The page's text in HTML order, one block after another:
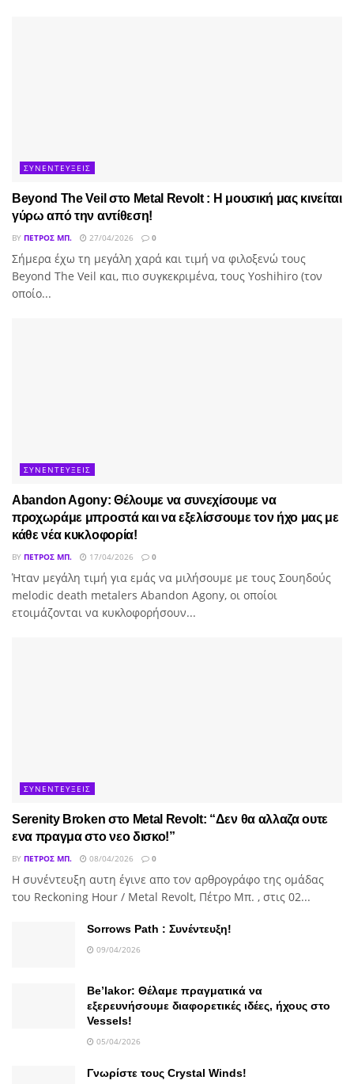
ΣΥΝΕΝΤΕΥΞΕΙΣ
Beyond The Veil στο Metal Revolt : Η μουσική μας κινείται
γύρω από την αντίθεση!
BY ΠΈΤΡΟΣ ΜΠ. 27/04/2026 0
Σήμερα έχω τη μεγάλη χαρά και τιμή να φιλοξενώ τους
Beyond The Veil και, πιο συγκεκριμένα, τους Yoshihiro (τον
οποίο...
ΣΥΝΕΝΤΕΥΞΕΙΣ
Abandon Agony: Θέλουμε να συνεχίσουμε να
προχωράμε μπροστά και να εξελίσσουμε τον ήχο μας με
κάθε νέα κυκλοφορία!
BY ΠΈΤΡΟΣ ΜΠ. 17/04/2026 0
Ήταν μεγάλη τιμή για εμάς να μιλήσουμε με τους Σουηδούς
melodic death metalers Abandon Agony, οι οποίοι
ετοιμάζονται να κυκλοφορήσουν...
ΣΥΝΕΝΤΕΥΞΕΙΣ
Serenity Broken στο Metal Revolt: “Δεν θα αλλαζα ουτε
ενα πραγμα στο νεο δισκο!”
BY ΠΈΤΡΟΣ ΜΠ. 08/04/2026 0
H συνέντευξη αυτη έγινε απο τον αρθρογράφο της ομάδας
του Reckoning Hour / Metal Revolt, Πέτρο Μπ. , στις 02...
Sorrows Path : Συνέντευξη!
09/04/2026
Be’lakor: Θέλαμε πραγματικά να
εξερευνήσουμε διαφορετικές ιδέες, ήχους στο
Vessels!
05/04/2026
Γνωρίστε τους Crystal Winds!